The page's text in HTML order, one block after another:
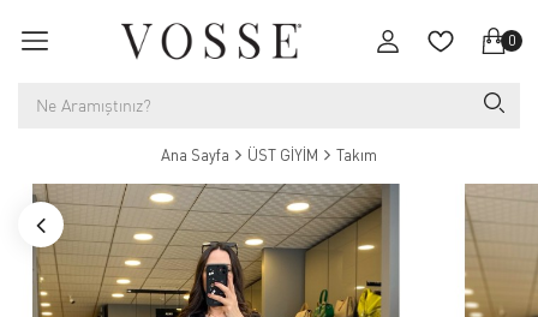
0
Ana Sayfa ÜST GİYİM Takım